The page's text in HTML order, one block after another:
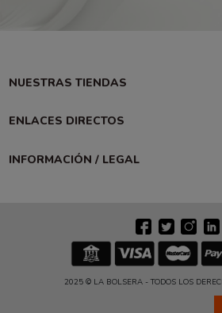
NUESTRAS TIENDAS
ENLACES DIRECTOS
INFORMACIÓN / LEGAL
2025 © LA BOLSERA - TODOS LOS